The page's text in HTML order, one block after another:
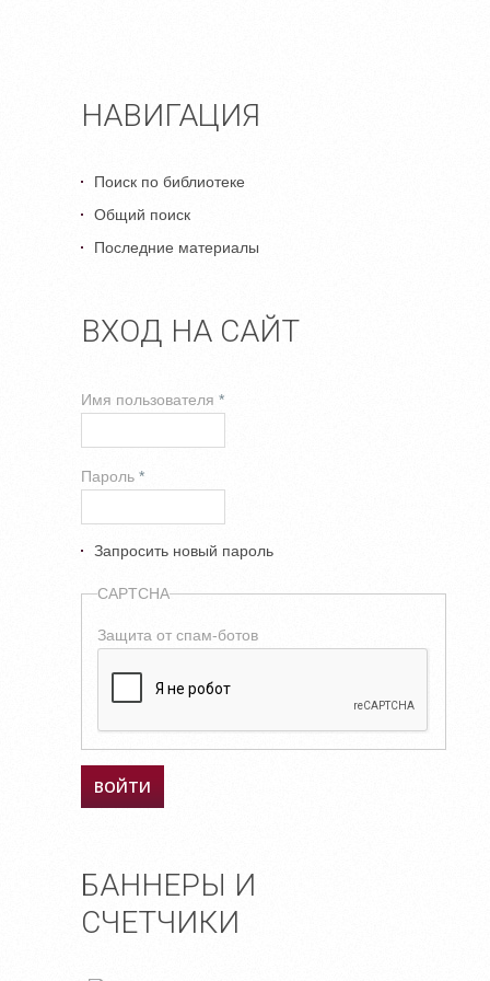
НАВИГАЦИЯ
Поиск по библиотеке
Общий поиск
Последние материалы
ВХОД НА САЙТ
Имя пользователя *
Пароль *
Запросить новый пароль
CAPTCHA
Защита от спам-ботов
БАННЕРЫ И
СЧЕТЧИКИ